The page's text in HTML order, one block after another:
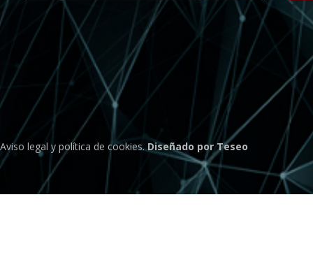
Aviso legal y política de cookies.Diseñado por Teseo